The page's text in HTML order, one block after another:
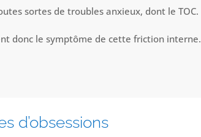
sortes de troubles anxieux, dont le TOC.
donc le symptôme de cette friction interne.
d’obsessions